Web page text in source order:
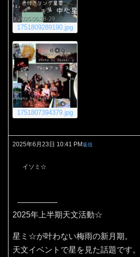
1751809289190.jpg
1751807394379.jpg
2025年6月23日 10:41 PM返信
イソミ☆
2025年上半期天文活動☆
星ミ☆が叶わない梅雨の新月期。
天文イベントで星を見た話題です。